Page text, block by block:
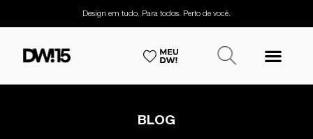
Design em tudo. Para todos. Perto de você.
BLOG